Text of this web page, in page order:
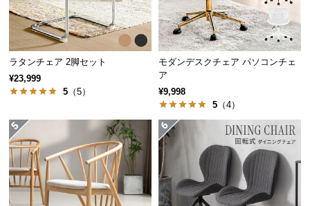
配
送
に
つ
て
開
設
置
サ
ラタンチェア 2脚セット
¥23,999
5 （5）
モダンデスクチェア パソコンチェ
ア
¥9,998
5 （4）